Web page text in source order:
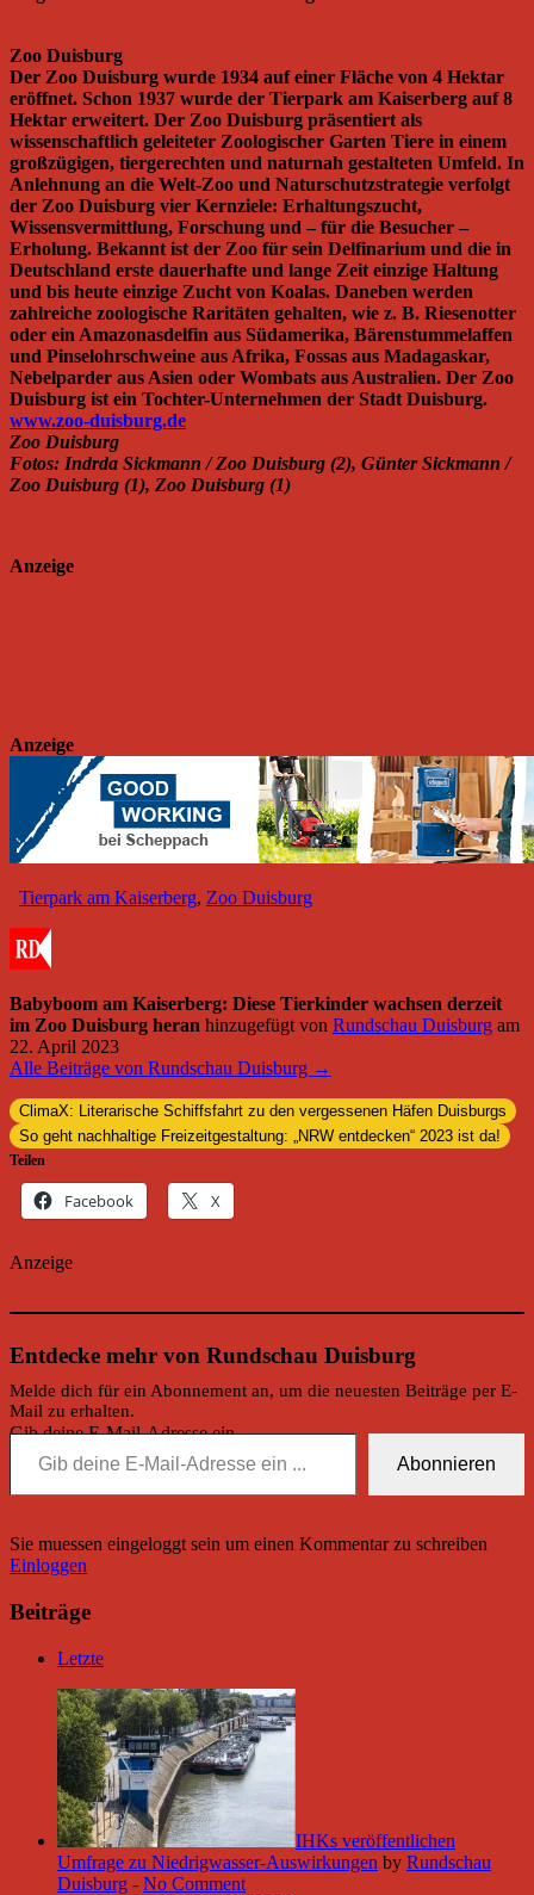
Zoo Duisburg
Der Zoo Duisburg wurde 1934 auf einer Fläche von 4 Hektar
eröffnet. Schon 1937 wurde der Tierpark am Kaiserberg auf 8
Hektar erweitert. Der Zoo Duisburg präsentiert als
wissenschaftlich geleiteter Zoologischer Garten Tiere in einem
großzügigen, tiergerechten und naturnah gestalteten Umfeld. In
Anlehnung an die Welt-Zoo und Naturschutzstrategie verfolgt
der Zoo Duisburg vier Kernziele: Erhaltungszucht,
Wissensvermittlung, Forschung und – für die Besucher –
Erholung. Bekannt ist der Zoo für sein Delfinarium und die in
Deutschland erste dauerhafte und lange Zeit einzige Haltung
und bis heute einzige Zucht von Koalas. Daneben werden
zahlreiche zoologische Raritäten gehalten, wie z. B. Riesenotter
oder ein Amazonasdelfin aus Südamerika, Bärenstummelaffen
und Pinselohrschweine aus Afrika, Fossas aus Madagaskar,
Nebelparder aus Asien oder Wombats aus Australien. Der Zoo
Duisburg ist ein Tochter-Unternehmen der Stadt Duisburg.
www.zoo-duisburg.de
Zoo Duisburg
Fotos: Indrda Sickmann / Zoo Duisburg (2), Günter Sickmann /
Zoo Duisburg (1), Zoo Duisburg (1)
Anzeige
Anzeige
Tierpark am Kaiserberg, Zoo Duisburg
Babyboom am Kaiserberg: Diese Tierkinder wachsen derzeit
im Zoo Duisburg heran hinzugefügt von Rundschau Duisburg am
22. April 2023
Alle Beiträge von Rundschau Duisburg →
ClimaX: Literarische Schiffsfahrt zu den vergessenen Häfen Duisburgs
So geht nachhaltige Freizeitgestaltung: „NRW entdecken“ 2023 ist da!
Teilen
Facebook X
Anzeige
Entdecke mehr von Rundschau Duisburg
Melde dich für ein Abonnement an, um die neuesten Beiträge per E-
Mail zu erhalten.
Gib deine E-Mail-Adresse ein ...
Abonnieren
Sie muessen eingeloggt sein um einen Kommentar zu schreiben
Einloggen
Beiträge
Letzte
IHKs veröffentlichen
Umfrage zu Niedrigwasser-Auswirkungen by Rundschau
Duisburg - No Comment